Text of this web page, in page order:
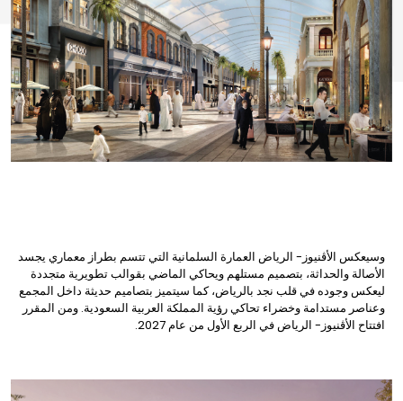
وسيعكس الأڤنيوز- الرياض العمارة السلمانية التي تتسم بطراز معماري يجسد
الأصالة والحداثة، بتصميم مستلهم ويحاكي الماضي بقوالب تطويرية متجددة
ليعكس وجوده في قلب نجد بالرياض، كما سيتميز بتصاميم حديثة داخل المجمع
وعناصر مستدامة وخضراء تحاكي رؤية المملكة العربية السعودية. ومن المقرر
افتتاح الأڤنيوز- الرياض في الربع الأول من عام 2027.